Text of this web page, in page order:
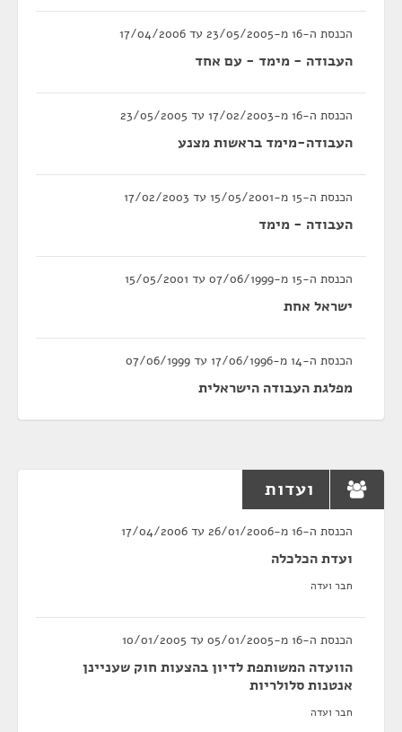
הכנסת ה-16 מ-23/05/2005 עד 17/04/2006
העבודה - מימד - עם אחד
הכנסת ה-16 מ-17/02/2003 עד 23/05/2005
העבודה-מימד בראשות מצנע
הכנסת ה-15 מ-15/05/2001 עד 17/02/2003
העבודה - מימד
הכנסת ה-15 מ-07/06/1999 עד 15/05/2001
ישראל אחת
הכנסת ה-14 מ-17/06/1996 עד 07/06/1999
מפלגת העבודה הישראלית
ועדות
הכנסת ה-16 מ-26/01/2006 עד 17/04/2006
ועדת הכלכלה
חבר ועדה
הכנסת ה-16 מ-05/01/2005 עד 10/01/2005
הוועדה המשותפת לדיון בהצעות חוק שעניינן
אנטנות סלולריות
חבר ועדה